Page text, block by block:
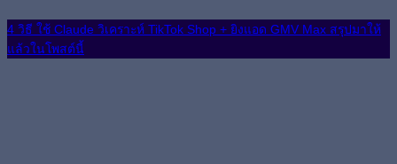
4 วิธี ใช้ Claude วิเคราะห์ TikTok Shop + ยิงแอด GMV Max สรุปมาให้
แล้วในโพสต์นี้